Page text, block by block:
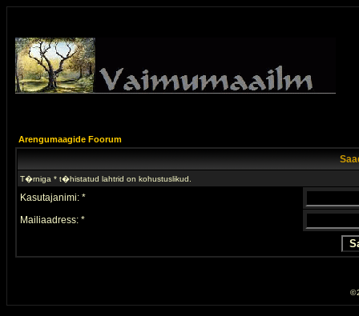
Arengumaagide Foorum
T�rniga * t�histatud lahtrid on kohustuslikud.
Kasutajanimi: *
Mailiaadress: *
©